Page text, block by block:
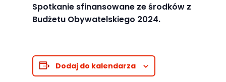
Spotkanie sfinansowane ze środków z
Budżetu Obywatelskiego 2024.
Dodaj do kalendarza
zachowania
podczas
szansę na
zobaczenie